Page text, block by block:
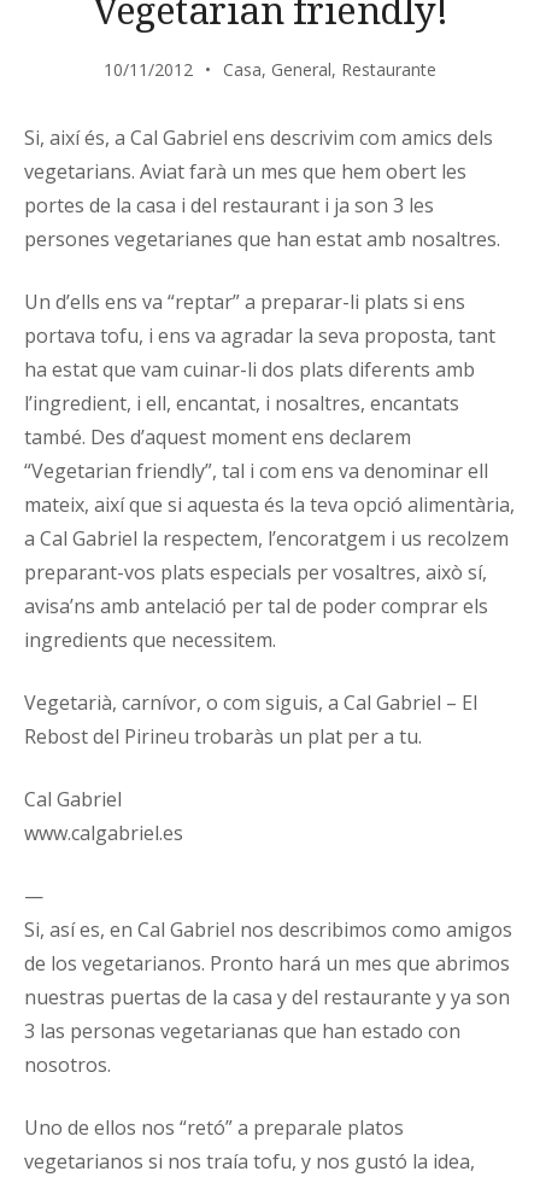
10/11/2012 Casa, General, Restaurante
Si, així és, a Cal Gabriel ens descrivim com amics dels
vegetarians. Aviat farà un mes que hem obert les
portes de la casa i del restaurant i ja son 3 les
persones vegetarianes que han estat amb nosaltres.
Un d’ells ens va “reptar” a preparar-li plats si ens
portava tofu, i ens va agradar la seva proposta, tant
ha estat que vam cuinar-li dos plats diferents amb
l’ingredient, i ell, encantat, i nosaltres, encantats
també. Des d’aquest moment ens declarem
“Vegetarian friendly”, tal i com ens va denominar ell
mateix, així que si aquesta és la teva opció alimentària,
a Cal Gabriel la respectem, l’encoratgem i us recolzem
preparant-vos plats especials per vosaltres, això sí,
avisa’ns amb antelació per tal de poder comprar els
ingredients que necessitem.
Vegetarià, carnívor, o com siguis, a Cal Gabriel – El
Rebost del Pirineu trobaràs un plat per a tu.
Cal Gabriel
www.calgabriel.es
—
Si, así es, en Cal Gabriel nos describimos como amigos
de los vegetarianos. Pronto hará un mes que abrimos
nuestras puertas de la casa y del restaurante y ya son
3 las personas vegetarianas que han estado con
nosotros.
Uno de ellos nos “retó” a preparale platos
vegetarianos si nos traía tofu, y nos gustó la idea,